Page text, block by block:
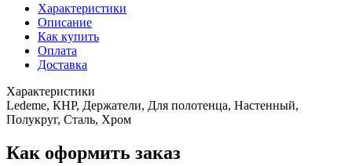
Характеристики
Описание
Как купить
Оплата
Доставка
Характеристики
Ledeme, КНР, Держатели, Для полотенца, Настенный,
Полукруг, Сталь, Хром
Как оформить заказ